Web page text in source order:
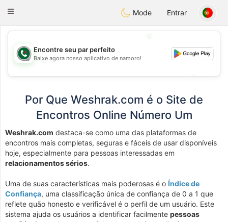
Weshrak
Toggle
Mode Entrar
💖
💕
Encontre seu par perfeito
Baixe agora nosso aplicativo de namoro!
Por Que Weshrak.com é o Site de
Encontros Online Número Um
Weshrak.com destaca-se como uma das plataformas de
encontros mais completas, seguras e fáceis de usar disponíveis
hoje, especialmente para pessoas interessadas em
relacionamentos sérios.
Uma de suas características mais poderosas é o Índice de
Confiança, uma classificação única de confiança de 0 a 1 que
reflete quão honesto e verificável é o perfil de um usuário. Este
sistema ajuda os usuários a identificar facilmente pessoas